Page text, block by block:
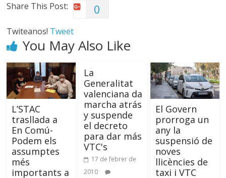
Share This Post: 0
Twiteanos! Tweet
You May Also Like
L’STAC
trasllada a
En Comú-
Podem els
assumptes
més
importants a
La
Generalitat
valenciana da
marcha atrás
y suspende
el decreto
para dar más
VTC's
17 de febrer de
2010
El Govern
prorroga un
any la
suspensió de
noves
llicències de
taxi i VTC